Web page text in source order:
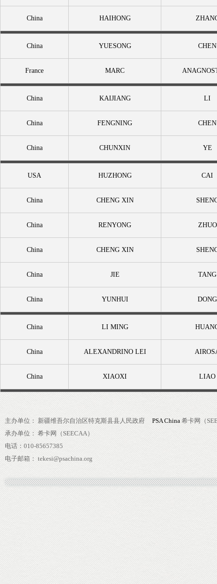
China HAIHONG
China YUESONG CHEN
France MARC
China KAIJIANG LI
China FENGNING CHEN
China CHUNXIN YE
USA HUZHONG CAI
China CHENG XIN
China RENYONG ZHUO
China CHENG XIN
China JIE TANG
China YUNHUI DONG
China LI MING
China ALEXANDRINO LEI
China XIAOXI LIAO
主办单位： 新疆维吾尔自治区特克斯县县人民政府 PSA China 希卡网（
承办单位： 希卡网（SEECAA）
电话：010-85657385
电子邮箱： tekesi@psachina.org